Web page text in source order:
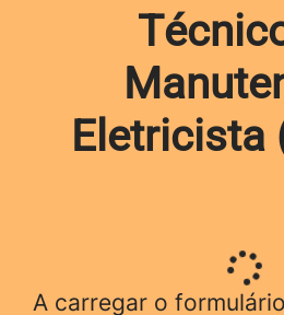
A carregar o